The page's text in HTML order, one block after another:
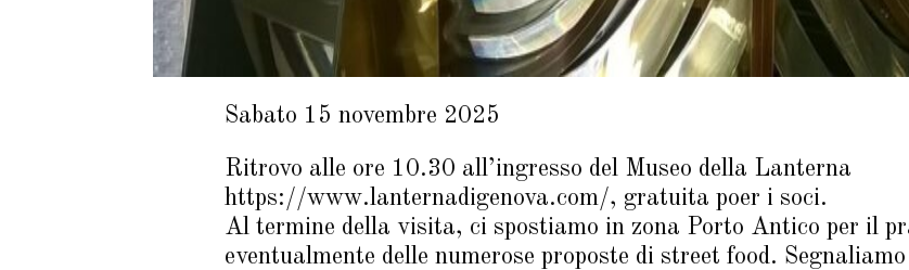
Sabato 15 novembre 2025
Ritrovo alle ore 10.30 all’ingresso del Museo della Lanterna
https://www.lanternadigenova.com/, gratuita poer i soci.
Al termine della visita, ci spostiamo in zona Porto Antico per il
eventualmente delle numerose proposte di street food.